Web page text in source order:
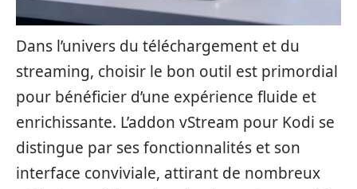
Dans l’univers du téléchargement et du
streaming, choisir le bon outil est primordial
pour bénéficier d’une expérience fluide et
enrichissante. L’addon vStream pour Kodi se
distingue par ses fonctionnalités et son
interface conviviale, attirant de nombreux